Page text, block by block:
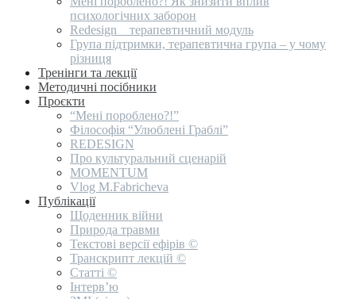
психологічних заборон
Redesign _ терапевтичний модуль
Група підтримки, терапевтична група – у чому
різниця
Тренінги та лекції
Методичні посібники
Проєкти
“Мені пороблено?!”
Філософія “Улюблені Граблі”
REDESIGN
Про культуральний сценарій
MOMENTUM
Vlog M.Fabricheva
Публікації
Щоденник війни
Природа травми
Текстові версії ефірів ©
Транскрипт лекцій ©
Статті ©
Інтерв’ю